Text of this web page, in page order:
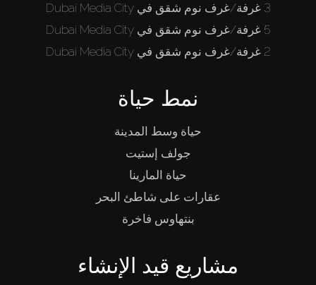
3 غرفة/غرف نوم شقق في Dubai Media City
5 غرفة/غرف نوم شقق في Dubai Media City
2 غرفة/غرف نوم شقق في Dubai Media City
نمط حياة
حياة وسط المدينة
جولف إستيت
حياة المارينا
عقارات على شاطئ البحر
بنتهاوس فاخرة
مشاريع قيد الإنشاء